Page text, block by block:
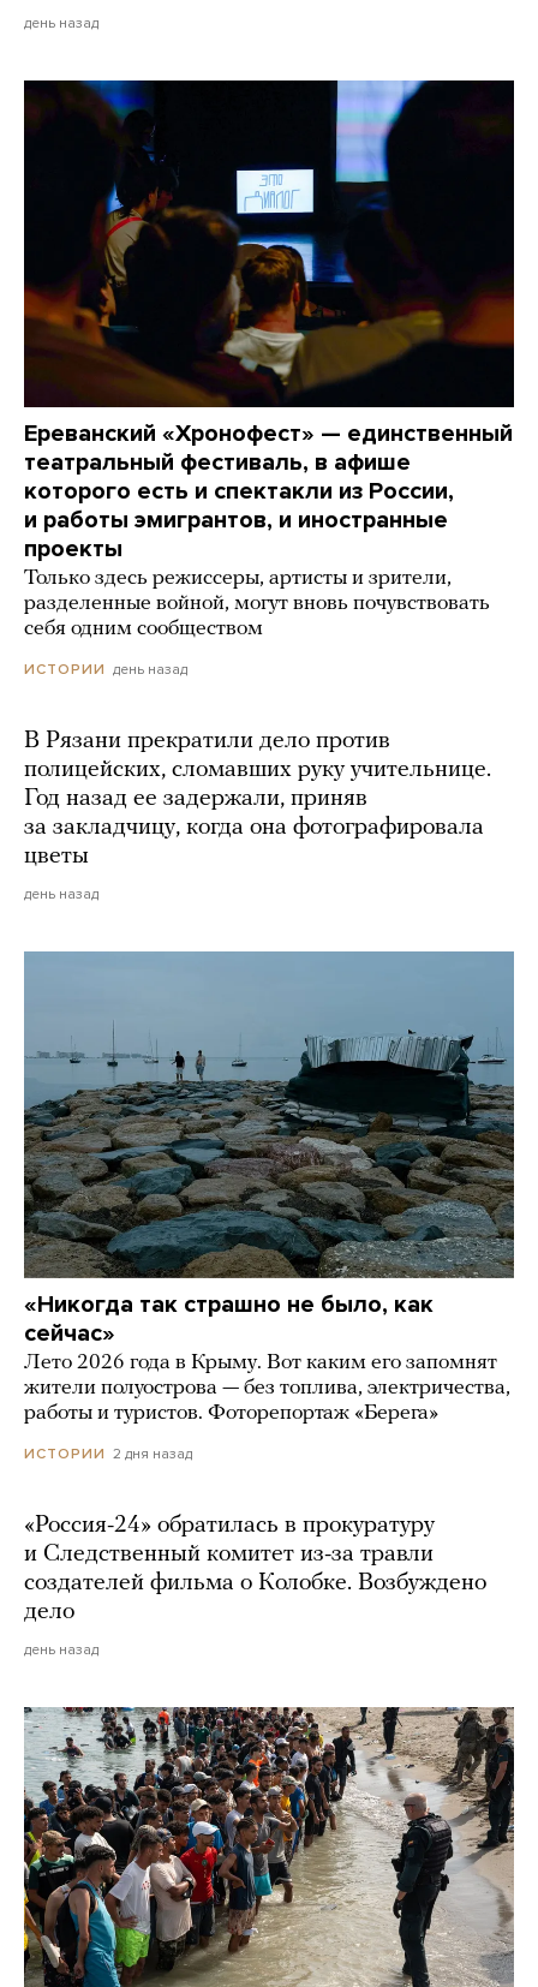
день назад
Ереванский «Хронофест» — единственный
театральный фестиваль, в афише
которого есть и спектакли из России,
и работы эмигрантов, и иностранные
проекты
Только здесь режиссеры, артисты и зрители,
разделенные войной, могут вновь почувствовать
себя одним сообществом
ИСТОРИИ день назад
В Рязани прекратили дело против
полицейских, сломавших руку учительнице.
Год назад ее задержали, приняв
за закладчицу, когда она фотографировала
цветы
день назад
«Никогда так страшно не было, как
сейчас»
Лето 2026 года в Крыму. Вот каким его запомнят
жители полуострова — без топлива, электричества,
работы и туристов. Фоторепортаж «Берега»
ИСТОРИИ 2 дня назад
«Россия-24» обратилась в прокуратуру
и Следственный комитет из-за травли
создателей фильма о Колобке. Возбуждено
дело
день назад